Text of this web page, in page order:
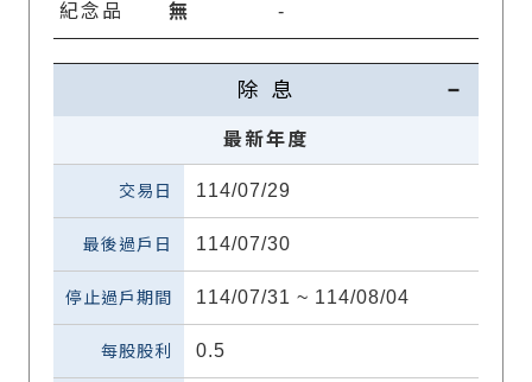
紀念品 無 -
除 息
最新年度
114/07/29
114/07/30
114/07/31 ~ 114/08/04
0.5